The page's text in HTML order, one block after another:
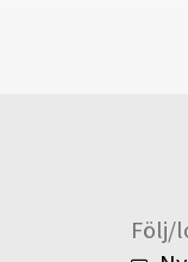
Följ/